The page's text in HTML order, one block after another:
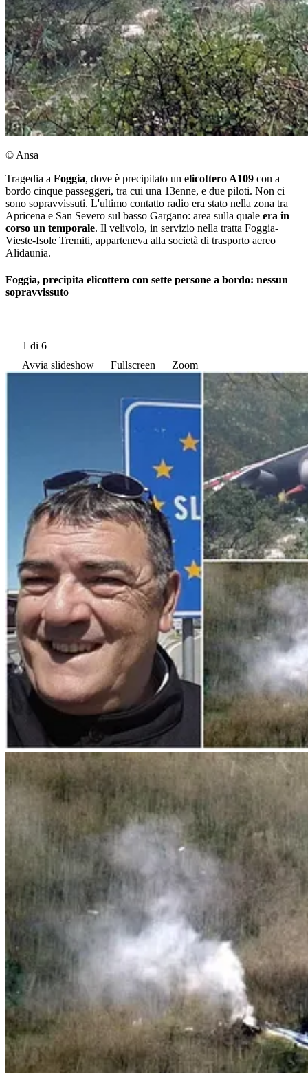
© Ansa
Tragedia a Foggia, dove è precipitato un elicottero A109 con a
bordo cinque passeggeri, tra cui una 13enne, e due piloti. Non ci
sono sopravvissuti. L'ultimo contatto radio era stato nella zona tra
Apricena e San Severo sul basso Gargano: area sulla quale era in
corso un temporale. Il velivolo, in servizio nella tratta Foggia-
Vieste-Isole Tremiti, apparteneva alla società di trasporto aereo
Alidaunia.
Foggia, precipita elicottero con sette persone a bordo: nessun
sopravvissuto
1 di 6
Avvia slideshow
Fullscreen Zoom